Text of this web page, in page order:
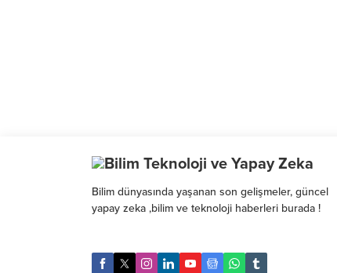
Bilim dünyasında yaşanan son gelişmeler, güncel
yapay zeka ,bilim ve teknoloji haberleri burada !